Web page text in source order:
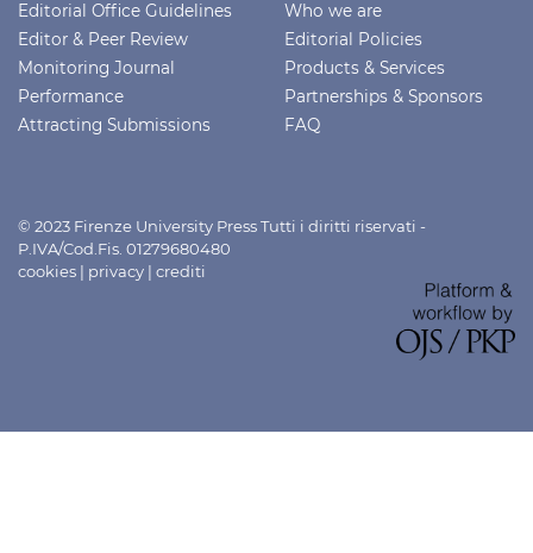
Editorial Office Guidelines
Editor & Peer Review
Monitoring Journal
Performance
Attracting Submissions
Who we are
Editorial Policies
Products & Services
Partnerships & Sponsors
FAQ
© 2023 Firenze University Press Tutti i diritti riservati -
P.IVA/Cod.Fis. 01279680480
cookies | privacy | crediti